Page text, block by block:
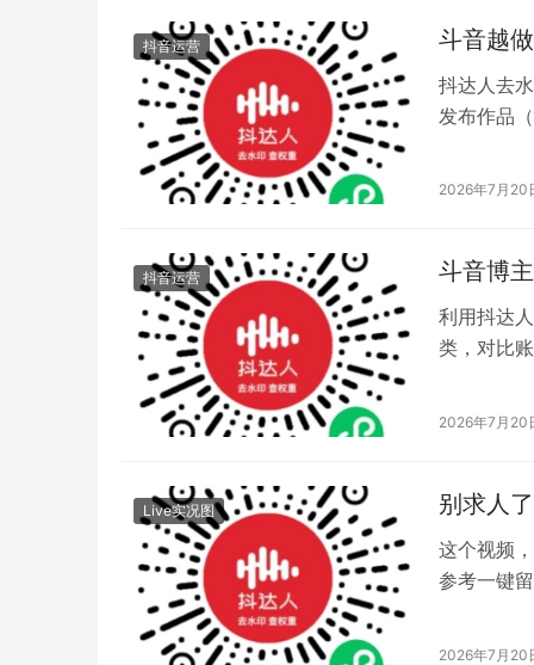
抖音运营 斗音越
抖达人去
发布作品
2026年7月20
抖音运营 斗音博
利用抖达
类，对比
2026年7月20
Live实况图 别求人
这个视频
参考一键
2026年7月20